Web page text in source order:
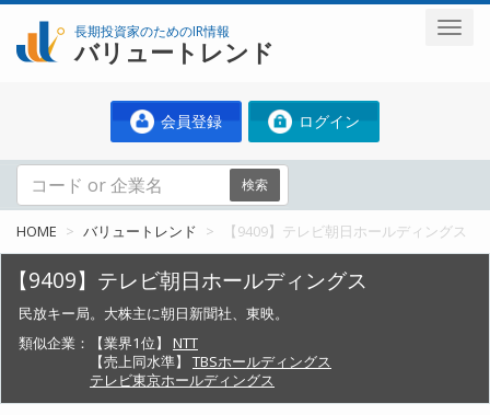
長期投資家のためのIR情報
バリュートレンド
会員登録 ログイン
検索
HOME バリュートレンド 【9409】テレビ朝日ホールディングス
【9409】テレビ朝日ホールディングス
民放キー局。大株主に朝日新聞社、東映。
類似企業：
【業界1位】
NTT
【売上同水準】
TBSホールディングス
テレビ東京ホールディングス